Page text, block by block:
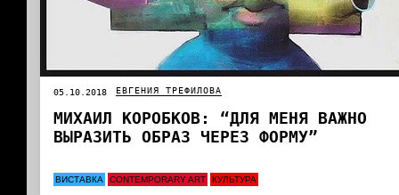
05.10.2018 ЕВГЕНИЯ ТРЕФИЛОВА
МИХАИЛ КОРОБКОВ: “ДЛЯ МЕНЯ ВАЖНО
ВЫРАЗИТЬ ОБРАЗ ЧЕРЕЗ ФОРМУ”
ВИСТАВКА CONTEMPORARY ART КУЛЬТУРА